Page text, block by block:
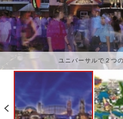
ユニバーサルで２つ